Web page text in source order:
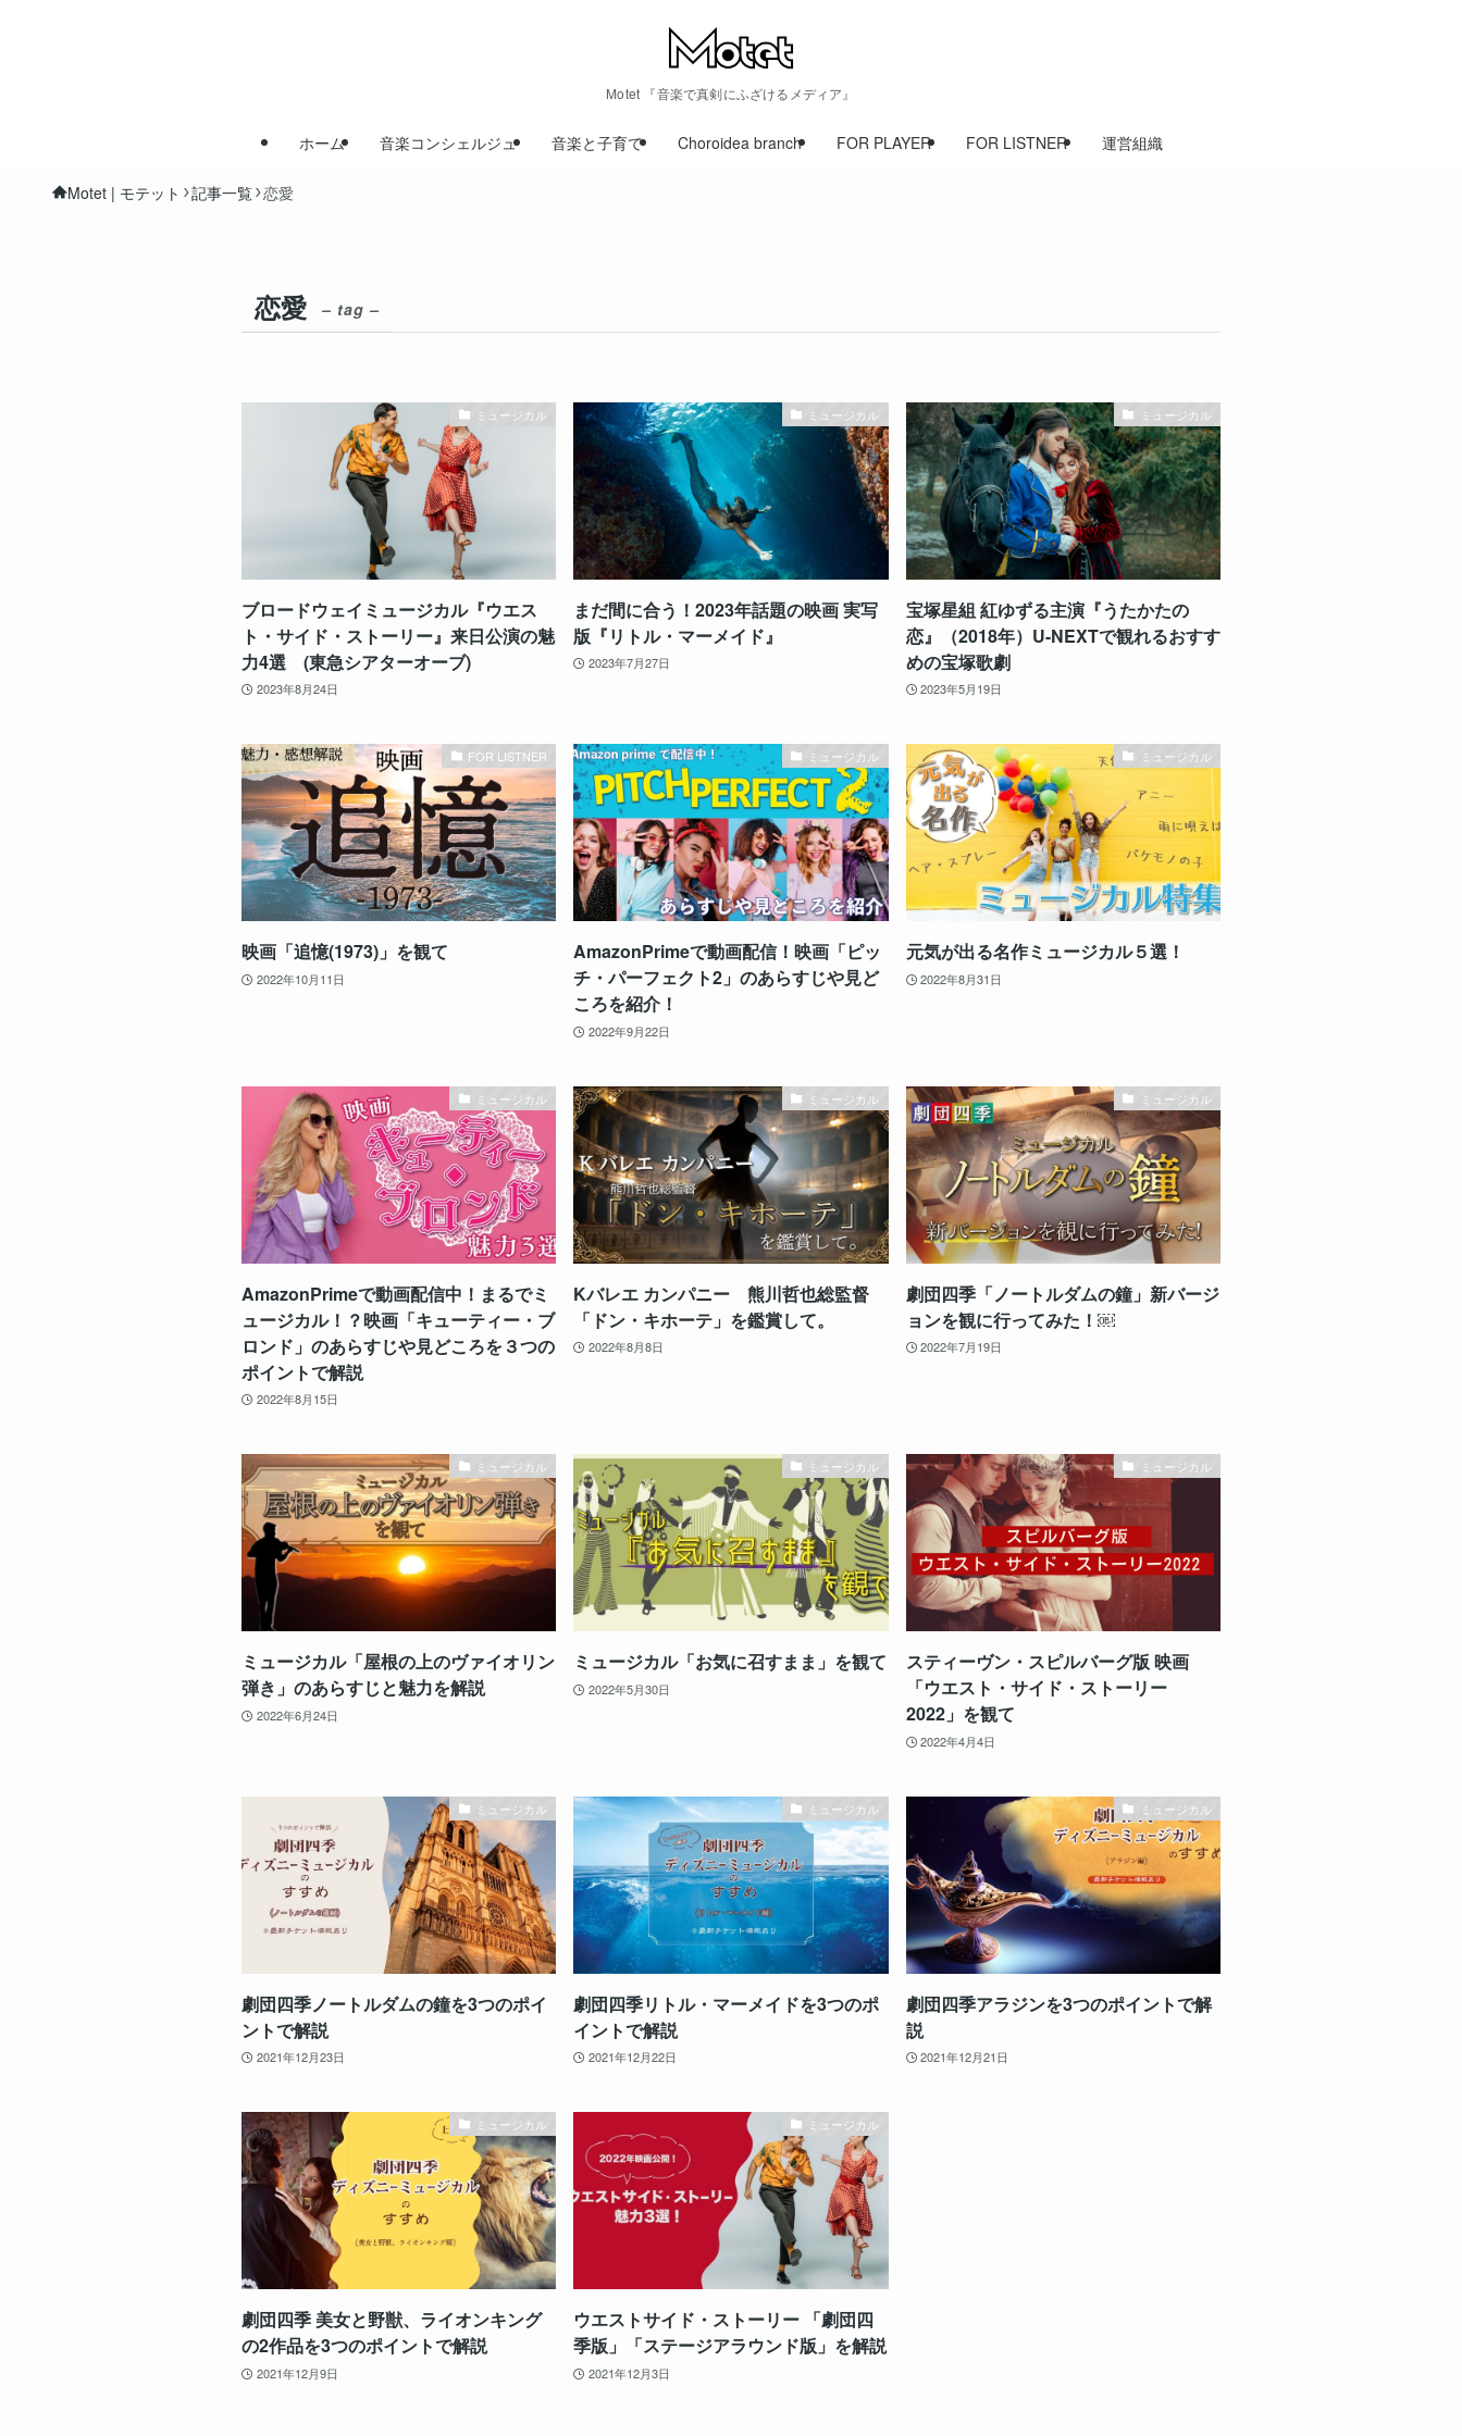
Motet 『音楽で真剣にふざけるメディア』
ホーム 音楽コンシェルジュ 音楽と子育て Choroidea branch FOR PLAYER FOR LISTNER 運営組織
Motet | モテット 記事一覧 恋愛
恋愛 – tag –
ミュージカル
ブロードウェイミュージカル『ウエス
ト・サイド・ストーリー』来日公演の魅
力4選 (東急シアターオーブ)
2023年8月24日
ミュージカル
まだ間に合う！2023年話題の映画 実写
版『リトル・マーメイド』
2023年7月27日
ミュージカル
宝塚星組 紅ゆずる主演『うたかたの
恋』（2018年）U-NEXTで観れるおすす
めの宝塚歌劇
2023年5月19日
FOR LISTNER
映画「追憶(1973)」を観て
2022年10月11日
ミュージカル
AmazonPrimeで動画配信！映画「ピッ
チ・パーフェクト2」のあらすじや見ど
ころを紹介！
2022年9月22日
ミュージカル
元気が出る名作ミュージカル５選！
2022年8月31日
ミュージカル
AmazonPrimeで動画配信中！まるでミ
ュージカル！？映画「キューティー・ブ
ロンド」のあらすじや見どころを３つの
ポイントで解説
2022年8月15日
ミュージカル
Kバレエ カンパニー 熊川哲也総監督
「ドン・キホーテ」を鑑賞して。
2022年8月8日
ミュージカル
劇団四季「ノートルダムの鐘」新バージ
ョンを観に行ってみた！￼
2022年7月19日
ミュージカル
ミュージカル「屋根の上のヴァイオリン
弾き」のあらすじと魅力を解説
2022年6月24日
ミュージカル
ミュージカル「お気に召すまま」を観て
2022年5月30日
ミュージカル
スティーヴン・スピルバーグ版 映画
「ウエスト・サイド・ストーリー
2022」を観て
2022年4月4日
ミュージカル
劇団四季ノートルダムの鐘を3つのポイ
ントで解説
2021年12月23日
ミュージカル
劇団四季リトル・マーメイドを3つのポ
イントで解説
2021年12月22日
ミュージカル
劇団四季アラジンを3つのポイントで解
説
2021年12月21日
ミュージカル
劇団四季 美女と野獣、ライオンキング
の2作品を3つのポイントで解説
2021年12月9日
ミュージカル
ウエストサイド・ストーリー 「劇団四
季版」「ステージアラウンド版」を解説
2021年12月3日